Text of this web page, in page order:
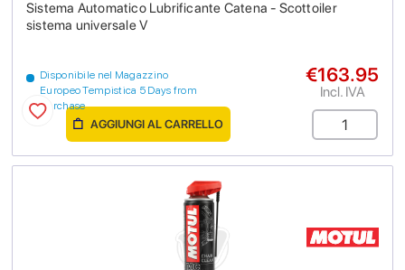
Sistema Automatico Lubrificante Catena - Scottoiler
sistema universale V
Disponibile nel Magazzino
Europeo Tempistica 5 Days from
purchase
€163.95
Incl. IVA
AGGIUNGI AL CARRELLO